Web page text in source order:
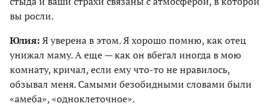
вы росли.
Юлия:Я уверена в этом. Я хорошо помню, как отец
унижал маму. А еще — как он вбегал иногда в мою
комнату, кричал, если ему что-то не нравилось,
обзывал меня. Самыми безобидными словами были
«амеба», «одноклеточное».